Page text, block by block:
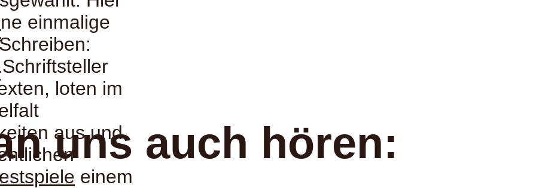
uns auch hören:
einmalige
loten im
aus und
einem